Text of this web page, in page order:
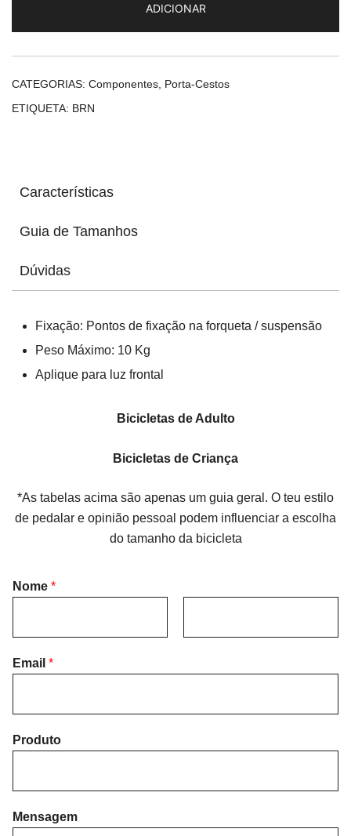
Cestos
ADICIONAR
CATEGORIAS: Componentes Porta-Cestos
ETIQUETA: BRN
Características
Guia de Tamanhos
Dúvidas
Fixação: Pontos de fixação na forqueta / suspensão
Peso Máximo: 10 Kg
Aplique para luz frontal
Bicicletas de Adulto
Bicicletas de Criança
*As tabelas acima são apenas um guia geral. O teu estilo
de pedalar e opinião pessoal podem influenciar a escolha
do tamanho da bicicleta
Nome *
t
Email *
Produto
Mensagem